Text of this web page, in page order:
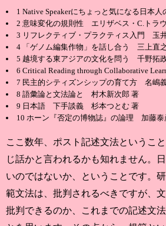
1 Native Speakerにちょっと気になる日本
2 意味変化の規則性 エリザベス・C.トラ
3 リフレクティブ・プラクティス入門 玉
4 「ゲノム編集作物」を話し合う 三上直
5 越境する東アジアの文化を問う 千野
6 Critical Reading through Collaborative
7 民主的シティズンシップの育て方 名嶋
8 語彙論と文法論と 村木新次郎 著
9 日本語 下手談義 杉本つとむ 著
10 ホーン『否定の博物誌』の論理 加藤泰
ここ数年、ポスト記述文法というこ
じ話かと言われるかも知れません。
いのではないか、ということです。
範文法は、批判されるべきですが、
批判できるのか、これまでの記述文